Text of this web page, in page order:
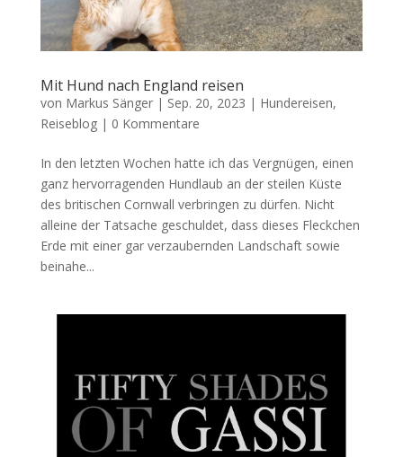
Mit Hund nach England reisen
von Markus Sänger| Sep. 20, 2023 | Hundereisen,
Reiseblog| 0 Kommentare
In den letzten Wochen hatte ich das Vergnügen, einen
ganz hervorragenden Hundlaub an der steilen Küste
des britischen Cornwall verbringen zu dürfen. Nicht
alleine der Tatsache geschuldet, dass dieses Fleckchen
Erde mit einer gar verzaubernden Landschaft sowie
beinahe...